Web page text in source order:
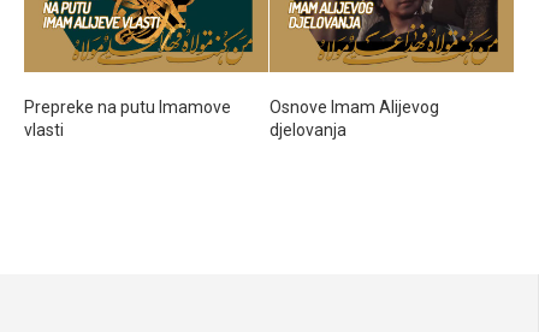
Prepreke na putu Imamove
vlasti
Osnove Imam Alijevog
djelovanja